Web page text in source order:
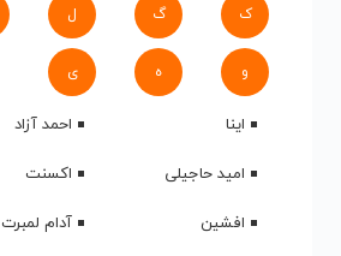
ک گ ل
و ه ی
اینا
احمد آزاد
امید حاجیلی
اکسنت
افشین
آدام لمبرت